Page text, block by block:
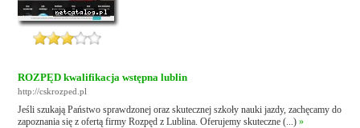
ROZPĘD kwalifikacja wstępna lublin
http://cskrozped.pl
Jeśli szukają Państwo sprawdzonej oraz skutecznej szkoły nauki jazdy, zachęcamy do
zapoznania się z ofertą firmy Rozpęd z Lublina. Oferujemy skuteczne (...)»